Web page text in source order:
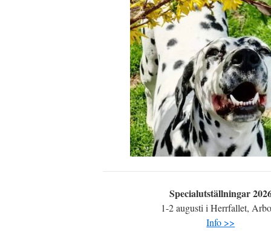
Specialutställningar
1-2 augusti i Herrfallet,
Info >>